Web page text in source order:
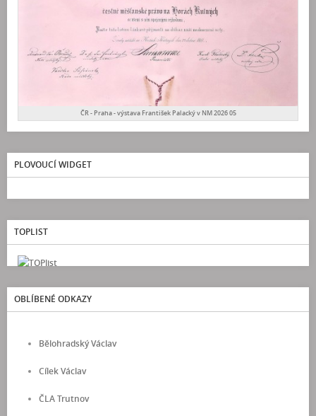
ČR - Praha - výstava František Palacký v NM 2026 05
PLOVOUCÍ WIDGET
TOPLIST
OBLÍBENÉ ODKAZY
Bělohradský Václav
Cílek Václav
ČLA Trutnov